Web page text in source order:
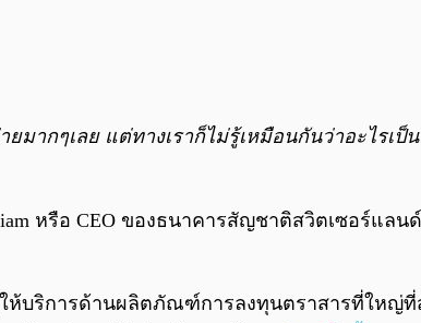
มากๆเลย แต่ทางเราก็ไม่รู้เหมือนกันว่าอะไร
หรือ CEO ของธนาคารสัญชาติสวิตเซอร์แลนด์
บริการด้านผลิตภัณฑ์การลงทุนตราสารที่ใหญ่ที่